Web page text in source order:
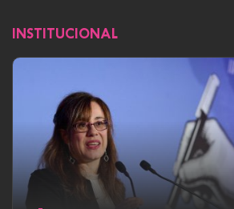
INSTITUCIONAL